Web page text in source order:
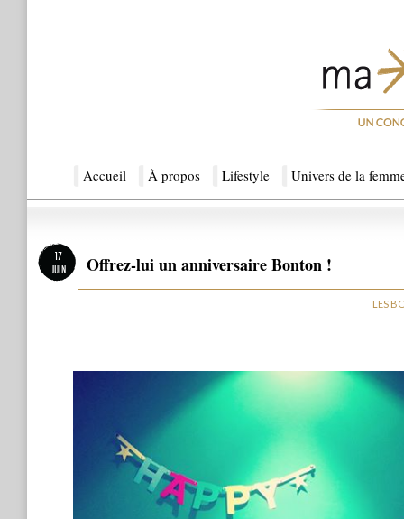
Ma Sérendipité
Aller au contenu principal
Aller au contenu secondaire
Accueil À propos Lifestyle Univers de la
17
JUIN
Offrez-lui un anniversaire Bonton !
LES